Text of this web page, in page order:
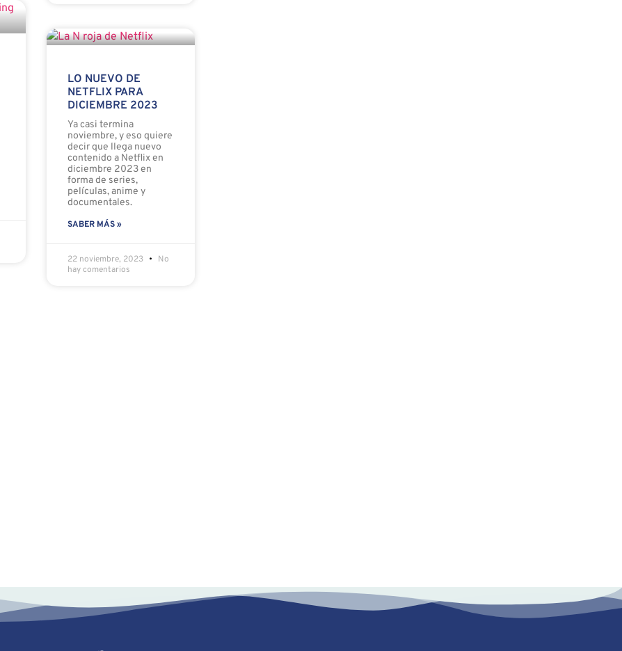
LO NUEVO DE
NETFLIX PARA
DICIEMBRE 2023
Ya casi termina
noviembre, y eso quiere
decir que llega nuevo
contenido a Netflix en
diciembre 2023 en
forma de series,
películas, anime y
documentales.
SABER MÁS »
22 noviembre, 2023
No
hay comentarios